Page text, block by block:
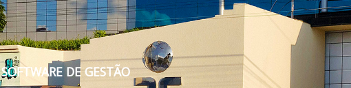
SOFTWARE DE GESTÃO